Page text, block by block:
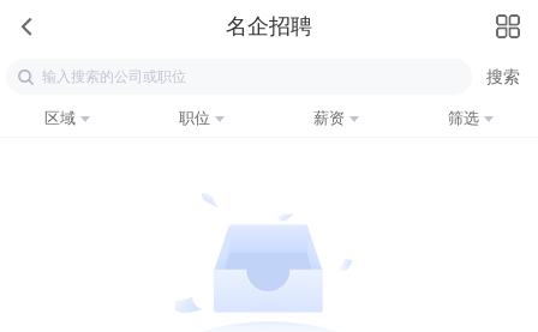
名企招聘
区域 职位 薪资 筛选